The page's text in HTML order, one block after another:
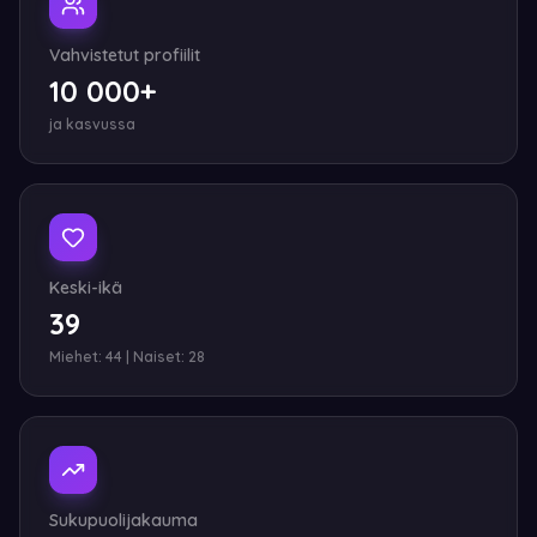
Vahvistetut profiilit
10 000+
ja kasvussa
Keski-ikä
39
Miehet: 44 | Naiset: 28
Sukupuolijakauma